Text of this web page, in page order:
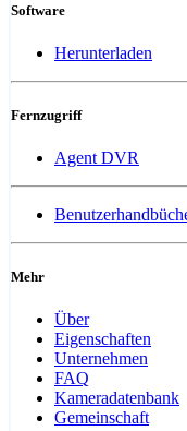
Software
Herunterladen
Fernzugriff
Agent DVR
Mehr
Über
Eigenschaften
Unternehmen
FAQ
Kameradatenbank
Gemeinschaft